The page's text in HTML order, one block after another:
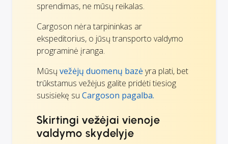
sprendimas, ne mūsų reikalas.
Cargoson nėra tarpininkas ar
ekspeditorius, o jūsų transporto valdymo
programinė įranga.
Mūsų vežėjų duomenų bazėyra plati, bet
trūkstamus vežėjus galite pridėti tiesiog
susisiekę su Cargoson pagalba.
Skirtingi vežėjai vienoje
valdymo skydelyje